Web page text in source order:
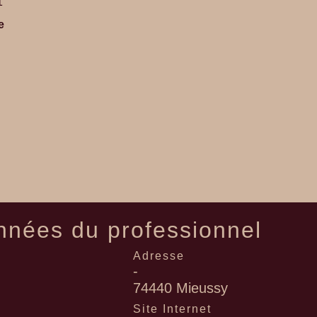
du professionnel
Adresse
-
74440 Mieussy
Site Internet